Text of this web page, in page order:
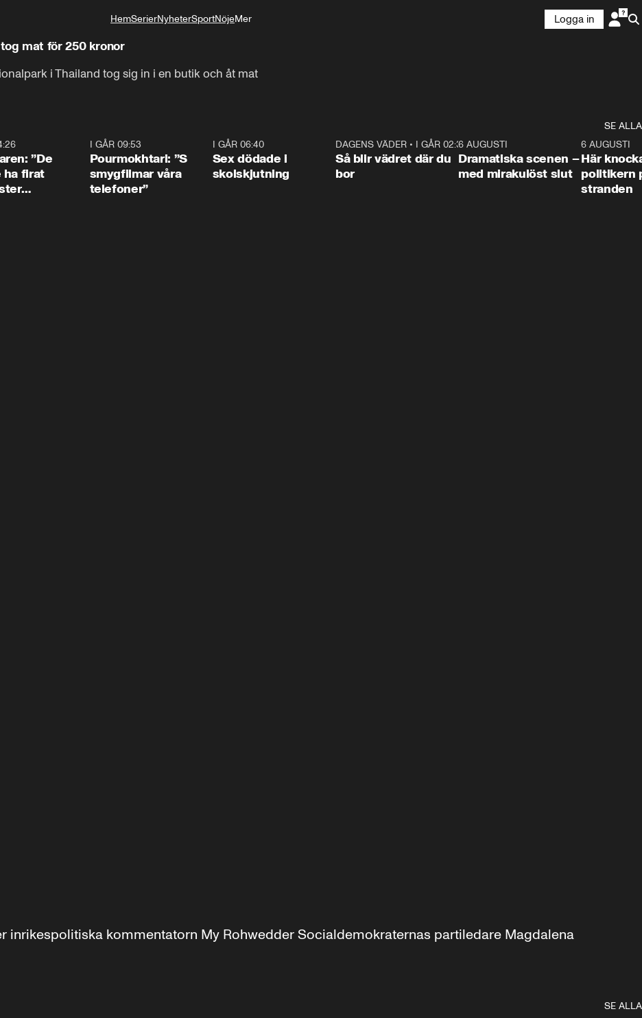
HemSerierNyheterSportNöjeMer
Logga in
mat för 250 kronor
i Thailand tog sig in i en butik och åt mat
SE ALLA
”De
ha firat
I GÅR 09:53
Pourmokhtari: ”S
smygfilmar våra
telefoner”
I GÅR 06:40
Sex dödade i
skolskjutning
1:06
DAGENS VÄDER• I GÅR 02:30
Så blir vädret där du
bor
0:42
6 AUGUSTI
Dramatiska scenen –
med mirakulöst slut
6 AUGUSTI
Här
politikern
stranden
inrikespolitiska kommentatorn My Rohwedder Socialdemokraternas partiledare Magdalena
SE ALLA